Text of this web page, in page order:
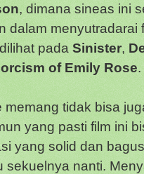
, dimana sineas ini
dalam menyutradarai
pada Sinister,
of Emily Rose.
memang tidak bisa
yang pasti film ini
yang solid dan
sekuelnya nanti.